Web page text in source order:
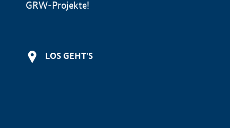
GRW-Projekte!
LOS GEHT'S